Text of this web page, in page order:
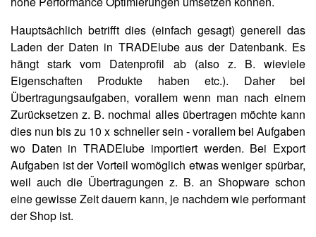
Hauptsächlich betrifft dies (einfach gesagt) generell das
Laden der Daten in TRADElube aus der Datenbank. Es
hängt stark vom Datenprofil ab (also z. B. wieviele
Eigenschaften Produkte haben etc.). Daher bei
Übertragungsaufgaben, vorallem wenn man nach einem
Zurücksetzen z. B. nochmal alles übertragen möchte kann
dies nun bis zu 10 x schneller sein - vorallem bei Aufgaben
wo Daten in TRADElube importiert werden. Bei Export
Aufgaben ist der Vorteil womöglich etwas weniger spürbar,
weil auch die Übertragungen z. B. an Shopware schon
eine gewisse Zeit dauern kann, je nachdem wie performant
der Shop ist.